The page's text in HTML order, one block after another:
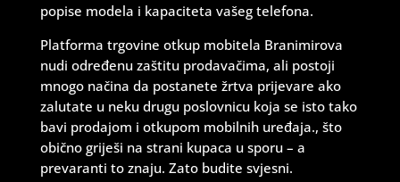
popise modela i kapaciteta vašeg telefona.
Platforma trgovine otkup mobitela Branimirova
nudi određenu zaštitu prodavačima, ali postoji
mnogo načina da postanete žrtva prijevare ako
zalutate u neku drugu poslovnicu koja se isto tako
bavi prodajom i otkupom mobilnih uređaja., što
obično griješi na strani kupaca u sporu – a
prevaranti to znaju. Zato budite svjesni.